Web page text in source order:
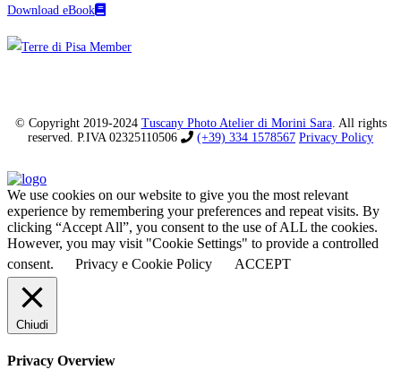
Download eBook
© Copyright 2019-2024 Tuscany Photo Atelier di Morini Sara. All rights
reserved. P.IVA 02325110506
(+39) 334 1578567 Privacy Policy
We use cookies on our website to give you the most relevant
experience by remembering your preferences and repeat visits. By
clicking “Accept All”, you consent to the use of ALL the cookies.
However, you may visit "Cookie Settings" to provide a controlled
consent.
Privacy e Cookie Policy ACCEPT
Chiudi
Privacy Overview